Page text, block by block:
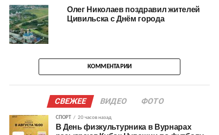
Олег Николаев поздравил жителей
Цивильска с Днём города
КОММЕНТАРИИ
СВЕЖЕЕ ВИДЕО ФОТО
СПОРТ 20 часов назад
В День физкультурника в Вурнарах